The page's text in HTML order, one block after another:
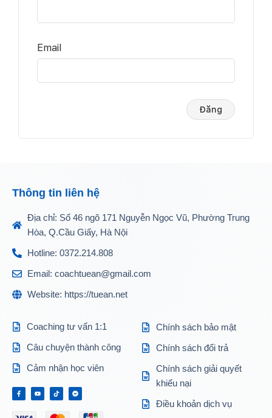
Email
Thông tin liên hệ
Địa chỉ: Số 46 ngõ 171 Nguyễn Ngọc Vũ, Phường Trung
Hòa, Q.Cầu Giấy, Hà Nội
Hotline: 0372.214.808
Email: coachtuean@gmail.com
Website: https://tuean.net
Coaching tư vấn 1:1
Câu chuyện thành công
Cảm nhận học viên
Chính sách bảo mật
Chính sách đổi trả
Chính sách giải quyết
khiếu nại
Điều khoản dịch vụ